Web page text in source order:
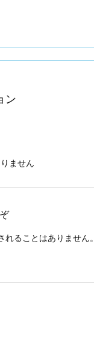
ン
ません
ることはありません。